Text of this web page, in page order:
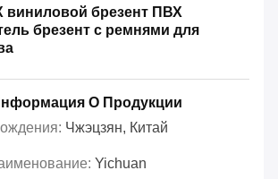
виниловой брезент ПВХ
брезент с ремнями для
О Продукции
Чжэцзян, Китай
Yichuan